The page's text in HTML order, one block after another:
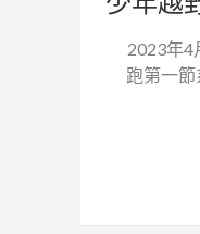
2023年4
跑第一節